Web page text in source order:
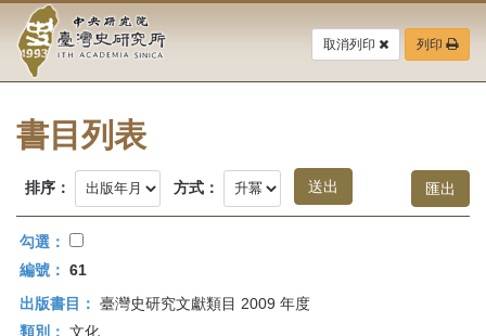
要
中
央
研
究
院-
臺
灣
史
取消列印 列印
書目列表
排序： 方式：
勾選：
編號： 61
出版書目： 臺灣史研究文獻類目 2009 年度
類別： 文化